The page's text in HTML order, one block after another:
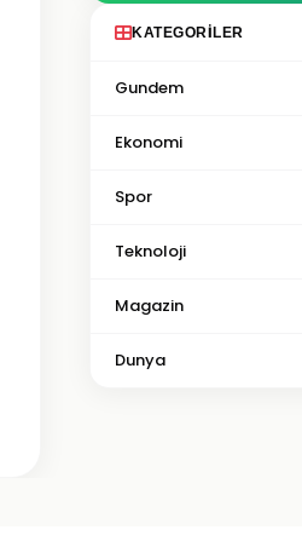
KATEGORILER
Gundem
Ekonomi
Spor
Teknoloji
Magazin
Dunya